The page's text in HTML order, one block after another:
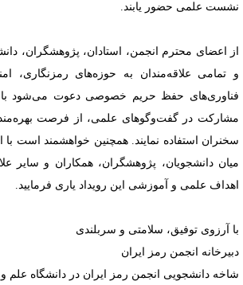
علمی حضور یابند.
اعضای محترم انجمن، استادان، پژوهشگران،
تمامی علاقه‌مندان به حوزه‌های رمزنگاری،
حفظ حریم خصوصی دعوت می‌شود با
در گفت‌وگوهای علمی، از فرصت
استفاده نمایند. همچنین خواهشمند است با
دانشجویان، پژوهشگران، همکاران و سایر
علمی و آموزشی این رویداد یاری فرمایید.
آرزوی توفیق، سلامتی و سربلندی
انجمن رمز ایران
دانشجویی انجمن رمز ایران در دانشگاه علم و